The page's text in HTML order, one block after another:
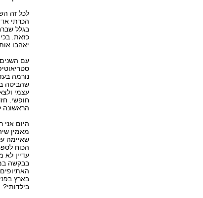
לכל זה
הכרתי
בגלל
כזאת.
יאהבו
עם
נורמה
שהביטה
עצמי
חופשי.
הראשונה
היום אני
מאמין
שאיימה
הכוח
עדיין לא
בבקשה
בארץ
בילדותי?